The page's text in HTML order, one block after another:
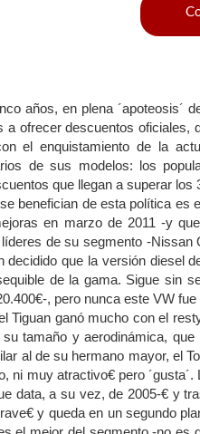
años, en plena ´apoteosis´
a ofrecer descuentos oficiales,
el enquistamiento de la
de sus modelos: los
que llegan a superar los
benefician de esta política es
en marzo de 2011 -y
de su segmento -Nissan
decidido que la versión diesel
de la gama. Sigue sin
, pero nunca este VW fue
Tiguan ganó mucho con el
tamaño y aerodinámica,
al de su hermano mayor, el
ni muy atractivo€ pero
data, a su vez, de 2005-€ y
y queda en un segundo